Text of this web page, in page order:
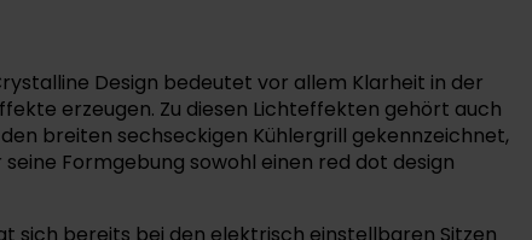
Design bedeutet vor allem Klarheit in der
erzeugen. Zu diesen Lichteffekten gehört auch
breiten sechseckigen Kühlergrill gekennzeichnet,
Formgebung sowohl einen red dot design